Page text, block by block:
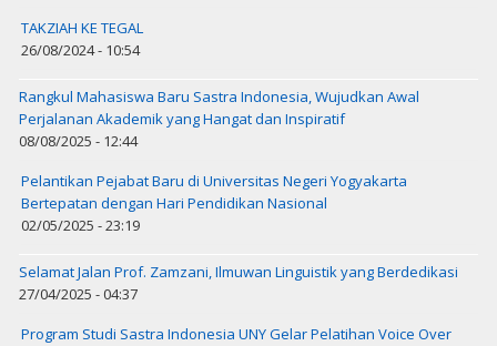
TAKZIAH KE TEGAL
26/08/2024 - 10:54
Rangkul Mahasiswa Baru Sastra Indonesia, Wujudkan Awal
Perjalanan Akademik yang Hangat dan Inspiratif
08/08/2025 - 12:44
Pelantikan Pejabat Baru di Universitas Negeri Yogyakarta
Bertepatan dengan Hari Pendidikan Nasional
02/05/2025 - 23:19
Selamat Jalan Prof. Zamzani, Ilmuwan Linguistik yang Berdedikasi
27/04/2025 - 04:37
Program Studi Sastra Indonesia UNY Gelar Pelatihan Voice Over